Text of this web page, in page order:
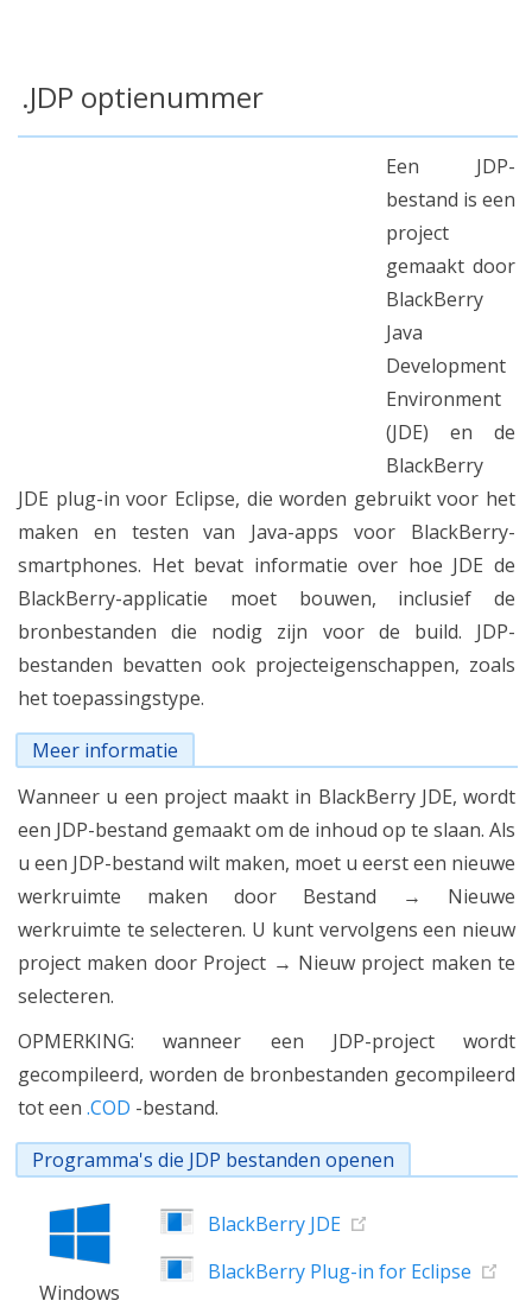
.JDP optienummer
Een JDP-
bestand is een
project
gemaakt door
BlackBerry
Java
Development
Environment
(JDE) en de
BlackBerry
JDE plug-in voor Eclipse, die worden gebruikt voor het
maken en testen van Java-apps voor BlackBerry-
smartphones. Het bevat informatie over hoe JDE de
BlackBerry-applicatie moet bouwen, inclusief de
bronbestanden die nodig zijn voor de build. JDP-
bestanden bevatten ook projecteigenschappen, zoals
het toepassingstype.
Meer informatie
Wanneer u een project maakt in BlackBerry JDE, wordt
een JDP-bestand gemaakt om de inhoud op te slaan. Als
u een JDP-bestand wilt maken, moet u eerst een nieuwe
werkruimte maken door Bestand → Nieuwe
werkruimte te selecteren. U kunt vervolgens een nieuw
project maken door Project → Nieuw project maken te
selecteren.
OPMERKING: wanneer een JDP-project wordt
gecompileerd, worden de bronbestanden gecompileerd
tot een .COD -bestand.
Programma's die JDP bestanden openen
Windows
BlackBerry JDE
BlackBerry Plug-in for Eclipse